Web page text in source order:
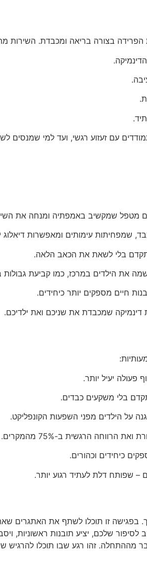
הפרידה בצורה בריאה ומכבדת. השירות
עם זעזוע רגשי, ועד למי שמנסים
מטפל שמקשיב באמפתיה ומנחה את
שמפחיתות עימותים ומאפשרות דיאלוג
בלי לשאת את הכאב הלאה.
את הילדים במרכז, כמו קביעת גבולות
חיים מספקים יותר כיחידים.
דינמיקה שמכבדת את שניכם ואת ילדיכם.
יעיל יותר.
בלי משקעים כבדים.
על הילדים מפני השפעות הקונפליקט.
הרגשית ב-75% מהמקרים.
כיחידים וכהורים.
– שפותח דלת לעתיד רגוע יותר.
בפגישה זו תוכלו לשתף את האתגרים
שלכם, יציע תובנות ראשוניות,
מההתחלה. זהו רגע שבו תוכלו להרגיש